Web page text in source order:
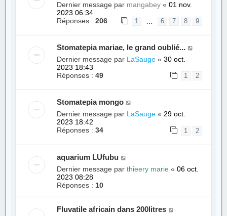
Dernier message par mangabey «01 nov.
2023 06:34
Réponses :206 1 … 6 7 8 9
Stomatepia mariae, le grand oublié...
Dernier message par LaSauge «30 oct.
2023 18:43
Réponses :49 1 2
Stomatepia mongo
Dernier message par LaSauge «29 oct.
2023 18:42
Réponses :34 1 2
aquarium LUfubu
Dernier message parthieery marie «06 oct.
2023 08:28
Réponses : 10
Fluvatile africain dans 200litres